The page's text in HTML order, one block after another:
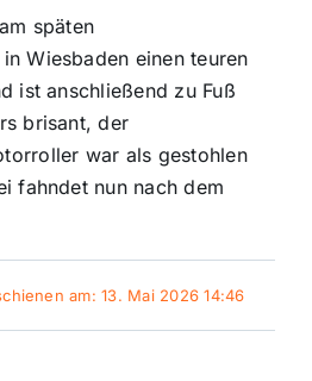
späten
Wiesbaden einen teuren
ist anschließend zu Fuß
brisant, der
war als gestohlen
fahndet nun nach dem
am: 13. Mai 2026 14:46